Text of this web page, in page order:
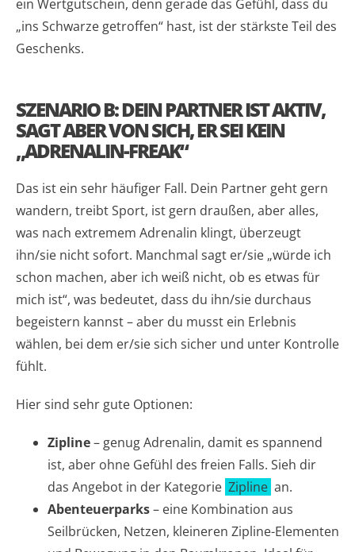
ein Wertgutschein, denn gerade das Gefühl, dass du
„ins Schwarze getroffen“ hast, ist der stärkste Teil des
Geschenks.
SZENARIO B: DEIN PARTNER IST AKTIV,
SAGT ABER VON SICH, ER SEI KEIN
„ADRENALIN-FREAK“
Das ist ein sehr häufiger Fall. Dein Partner geht gern
wandern, treibt Sport, ist gern draußen, aber alles,
was nach extremem Adrenalin klingt, überzeugt
ihn/sie nicht sofort. Manchmal sagt er/sie „würde ich
schon machen, aber ich weiß nicht, ob es etwas für
mich ist“, was bedeutet, dass du ihn/sie durchaus
begeistern kannst – aber du musst ein Erlebnis
wählen, bei dem er/sie sich sicher und unter Kontrolle
fühlt.
Hier sind sehr gute Optionen:
Zipline– genug Adrenalin, damit es spannend
ist, aber ohne Gefühl des freien Falls. Sieh dir
das Angebot in der Kategorie Zipline an.
Abenteuerparks– eine Kombination aus
Seilbrücken, Netzen, kleineren Zipline-Elementen